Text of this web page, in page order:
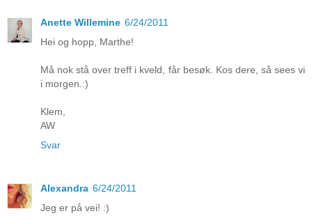
Anette Willemine 6/24/2011
Hei og hopp, Marthe!
Må nok stå over treff i kveld, får besøk. Kos dere, så sees vi
i morgen.:)
Klem,
AW
Svar
Alexandra 6/24/2011
Jeg er på vei! :)